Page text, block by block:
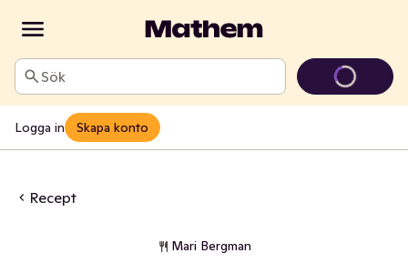
Sök
Logga in Skapa konto
Recept
Mari Bergman